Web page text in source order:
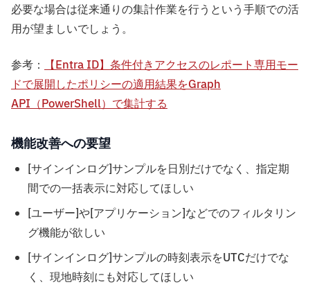
必要な場合は従来通りの集計作業を行うという手順での活
用が望ましいでしょう。
参考： 【Entra ID】条件付きアクセスのレポート専用モー
ドで展開したポリシーの適用結果をGraph
API（PowerShell）で集計する
機能改善への要望
[サインインログ]サンプルを日別だけでなく、指定期
間での一括表示に対応してほしい
[ユーザー]や[アプリケーション]などでのフィルタリン
グ機能が欲しい
[サインインログ]サンプルの時刻表示をUTCだけでな
く、現地時刻にも対応してほしい